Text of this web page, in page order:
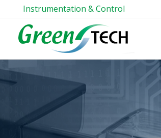
Instrumentation & Control